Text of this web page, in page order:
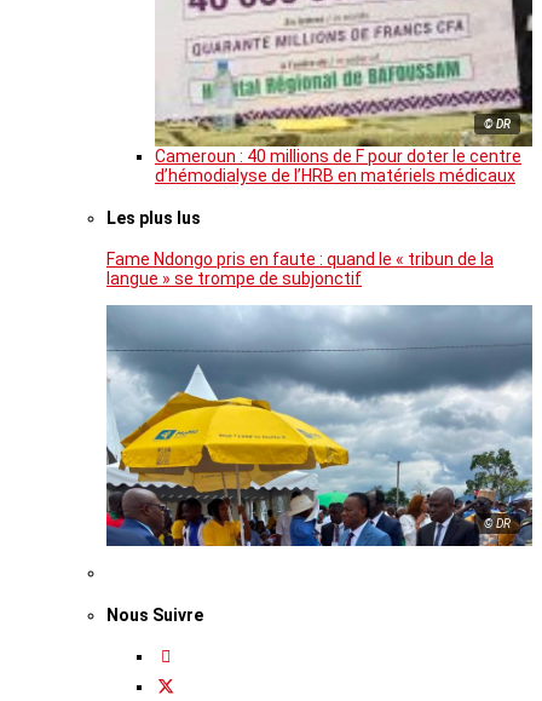
© DR
Cameroun : 40 millions de F pour doter le centre
d’hémodialyse de l’HRB en matériels médicaux
Les plus lus
Fame Ndongo pris en faute : quand le « tribun de la
langue » se trompe de subjonctif
© DR
Nous Suivre